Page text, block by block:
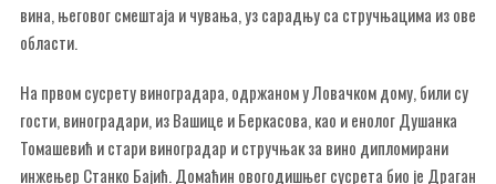
вина, његовог смештаја и чувања, уз сарадњу са стручњацима из ове
области.
На првом сусрету виноградара, одржаном у Ловачком дому, били су
гости, виноградари, из Вашице и Беркасова, као и енолог Душанка
Томашевић и стари виноградар и стручњак за вино дипломирани
инжењер Станко Бајић. Домаћин овогодишњег сусрета био је Драган